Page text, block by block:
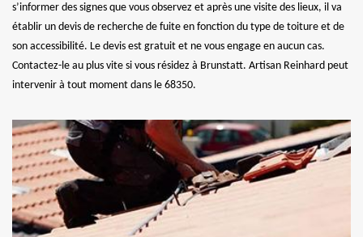
s’informer des signes que vous observez et après une visite des lieux, il va
établir un devis de recherche de fuite en fonction du type de toiture et de
son accessibilité. Le devis est gratuit et ne vous engage en aucun cas.
Contactez-le au plus vite si vous résidez à Brunstatt. Artisan Reinhard peut
intervenir à tout moment dans le 68350.